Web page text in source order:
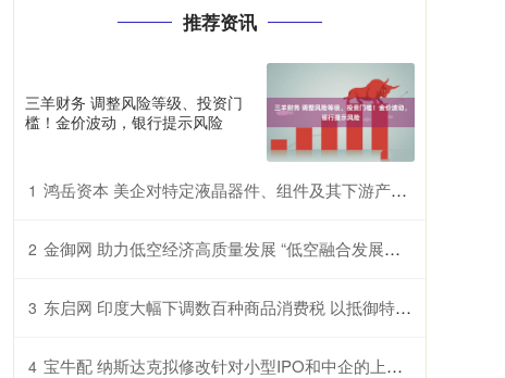
推荐资讯
三羊财务 调整风险等级、投资门
槛！金价波动，银行提示风险
1 鸿岳资本 美企对特定液晶器件、组件及其下游产品提起337调查申请，多家中企为列名被告
2 金御网 助力低空经济高质量发展 “低空融合发展创新实验室”在鄂揭牌
3 东启网 印度大幅下调数百种商品消费税 以抵御特朗普关税冲击
4 宝牛配 纳斯达克拟修改针对小型IPO和中企的上市规则